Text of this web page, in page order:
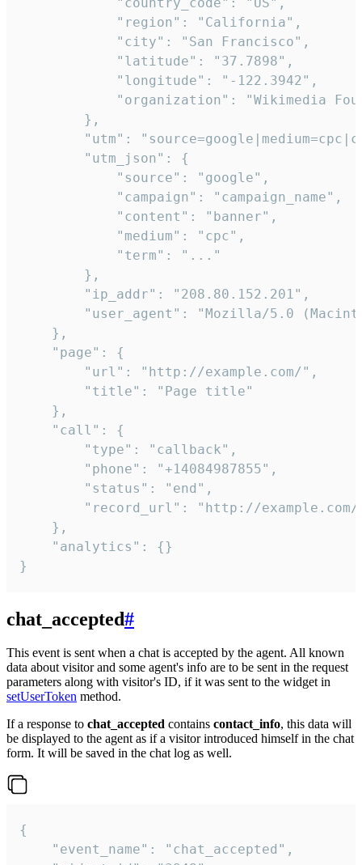
            "region": "California",
            "city": "San Francisco",
            "latitude": "37.7898",
            "longitude": "-122.3942",
"organization": "Wikimedia
        },
"utm":
        "utm_json": {
            "source": "google",
            "campaign": "campaign_name",
            "content": "banner",
            "medium": "cpc",
            "term": "..."
        },
        "ip_addr": "208.80.152.201",
"user_agent": "Mozilla/5.0
    },
    "page": {
        "url": "http://example.com/",
        "title": "Page title"
    },
    "call": {
        "type": "callback",
        "phone": "+14084987855",
        "status": "end",
"record_url": "http://
    },
    "analytics": {}
}
chat_accepted#
This event is sent when a chat is accepted by the agent. All known
data about visitor and some agent's info are to be sent in the request
parameters along with visitor's ID, if it was sent to the widget in
setUserToken method.
If a response to chat_accepted contains contact_info, this data will
be displayed to the agent as if a visitor introduced himself in the chat
form. It will be saved in the chat log as well.
{
    "event_name": "chat_accepted",